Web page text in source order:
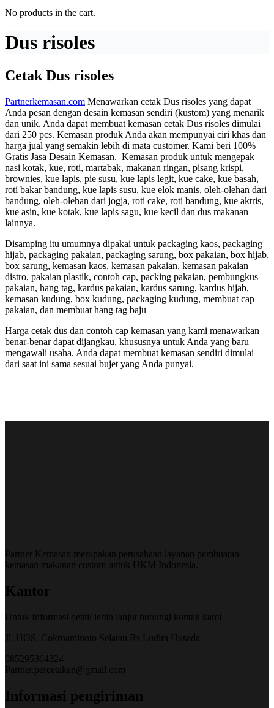
No products in the cart.
Dus risoles
Cetak Dus risoles
Partnerkemasan.com Menawarkan cetak Dus risoles yang dapat
Anda pesan dengan desain kemasan sendiri (kustom) yang menarik
dan unik. Anda dapat membuat kemasan cetak Dus risoles dimulai
dari 250 pcs. Kemasan produk Anda akan mempunyai ciri khas dan
harga jual yang semakin lebih di mata customer. Kami beri 100%
Gratis Jasa Desain Kemasan. Kemasan produk untuk mengepak
nasi kotak, kue, roti, martabak, makanan ringan, pisang krispi,
brownies, kue lapis, pie susu, kue lapis legit, kue cake, kue basah,
roti bakar bandung, kue lapis susu, kue elok manis, oleh-olehan dari
bandung, oleh-olehan dari jogja, roti cake, roti bandung, kue aktris,
kue asin, kue kotak, kue lapis sagu, kue kecil dan dus makanan
lainnya.
Disamping itu umumnya dipakai untuk packaging kaos, packaging
hijab, packaging pakaian, packaging sarung, box pakaian, box hijab,
box sarung, kemasan kaos, kemasan pakaian, kemasan pakaian
distro, pakaian plastik, contoh cap, packing pakaian, pembungkus
pakaian, hang tag, kardus pakaian, kardus sarung, kardus hijab,
kemasan kudung, box kudung, packaging kudung, membuat cap
pakaian, dan membuat hang tag baju
Harga cetak dus dan contoh cap kemasan yang kami menawarkan
benar-benar dapat dijangkau, khususnya untuk Anda yang baru
mengawali usaha. Anda dapat membuat kemasan sendiri dimulai
dari saat ini sama sesuai bujet yang Anda punyai.
Partner Kemasan merupakan perusahaan layanan pembuatan
kemasan makanan custom untuk UKM Indonesia.
Kantor
Untuk Informasi detail lebih lanjut hubungi kontak kami
Jl. HOS. Cokroaminoto Selatan Rs Ludira Husada
085295364324
Partner.percetakan@gmail.com
Informasi pengiriman